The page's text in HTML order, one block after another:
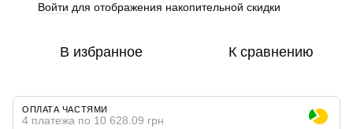
Войти для отображения накопительной скидки
В избранное К сравнению
ОПЛАТА ЧАСТЯМИ
4 платежа по 10 628.09 грн